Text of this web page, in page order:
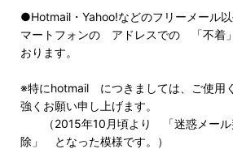
●Hotmail・Yahoo!などのフリーメール
マートフォンの アドレスでの 「不着
おります。
※特にhotmail につきましては、ご使用
強くお願い申し上げます。
（2015年10月頃より 「迷惑メール
除」 となった模様です。）